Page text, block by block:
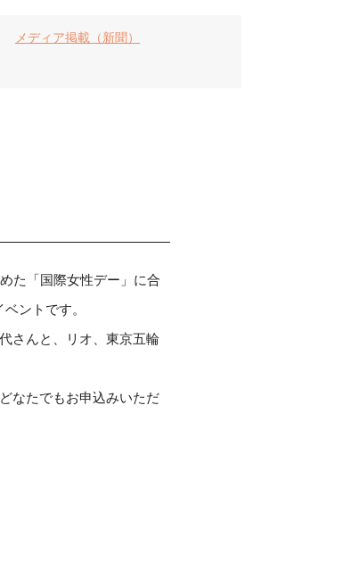
メディア掲載（新聞）
た「国際女性デー」に合
ントです。
さんと、リオ、東京五輪
なたでもお申込みいただ